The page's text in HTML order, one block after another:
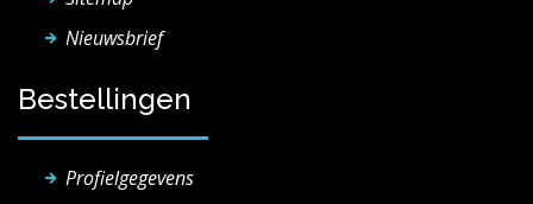
Nieuwsbrief
Bestellingen
Profielgegevens